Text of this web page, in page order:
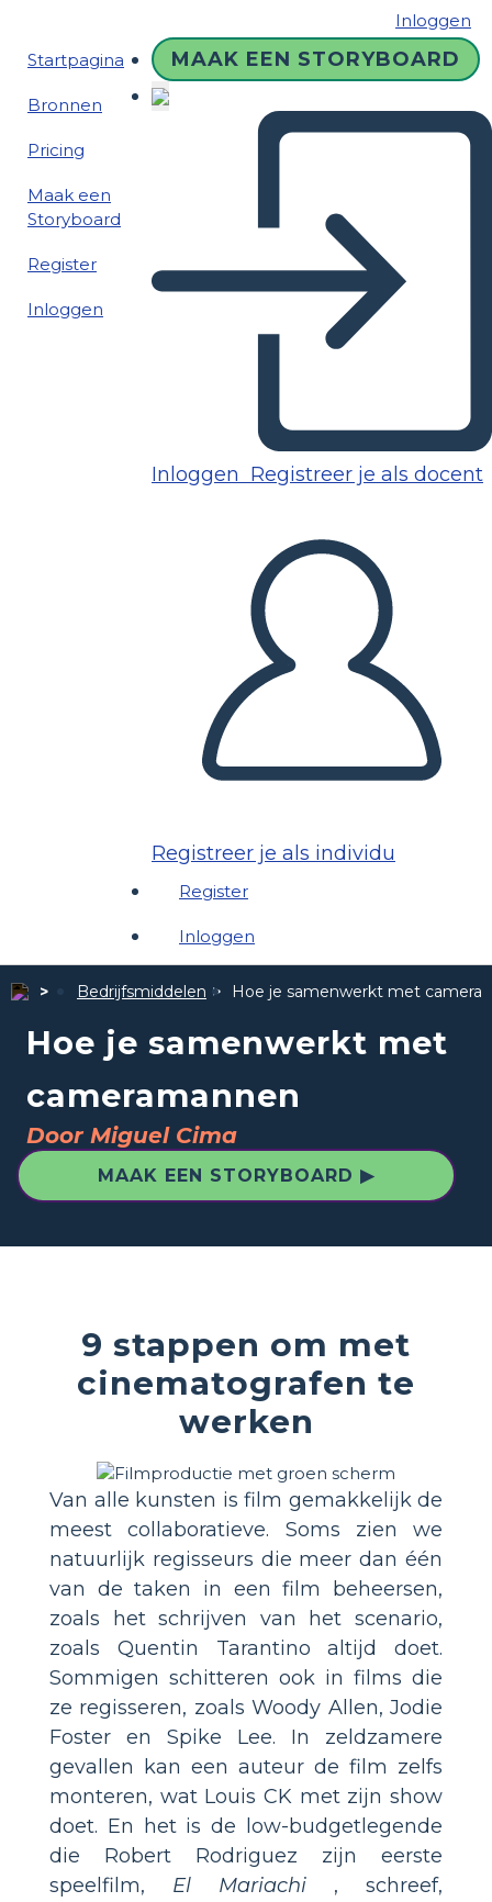
Inloggen
Startpagina
Bronnen
Pricing
Maak een
Storyboard
Register
Inloggen
MAAK EEN STORYBOARD
Inloggen Registreer je als docent
Registreer je als individu
Register
Inloggen
Bedrijfsmiddelen Hoe je samenwerkt met
Hoe je samenwerkt met
cameramannen
Door Miguel Cima
MAAK EEN STORYBOARD ▶
9 stappen om met
cinematografen te
werken
Van alle kunsten is film gemakkelijk de
meest collaboratieve. Soms zien we
natuurlijk regisseurs die meer dan één
van de taken in een film beheersen,
zoals het schrijven van het scenario,
zoals Quentin Tarantino altijd doet.
Sommigen schitteren ook in films die
ze regisseren, zoals Woody Allen, Jodie
Foster en Spike Lee. In zeldzamere
gevallen kan een auteur de film zelfs
monteren, wat Louis CK met zijn show
doet. En het is de low-budgetlegende
die Robert Rodriguez zijn eerste
speelfilm, El Mariachi , schreef,